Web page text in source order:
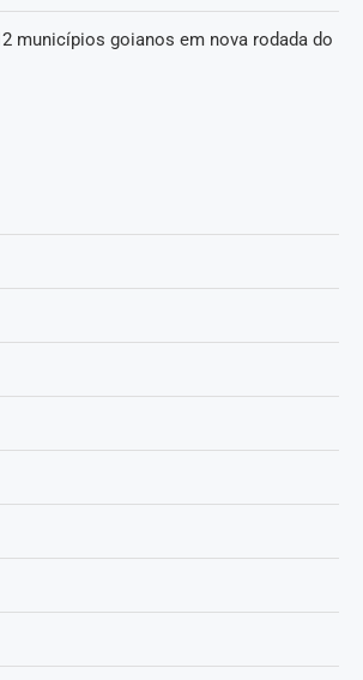
municípios goianos em nova rodada do